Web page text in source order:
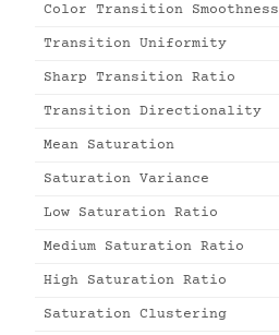
Color Transition Smoothness
Transition Uniformity
Sharp Transition Ratio
Transition Directionality
Mean Saturation
Saturation Variance
Low Saturation Ratio
Medium Saturation Ratio
High Saturation Ratio
Saturation Clustering